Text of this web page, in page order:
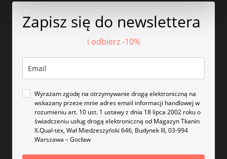
Zapisz się do newslettera
i odbierz -10%
Wyrażam zgodę na otrzymywanie drogą elektroniczną na
wskazany przeze mnie adres email informacji handlowej w
rozumieniu art. 10 ust. 1 ustawy z dnia 18 lipca 2002 roku o
świadczeniu usług drogą elektroniczną od Magazyn Tkanin
X.Qual-tex, Wał Miedzeszyński 646, Budynek III, 03-994
Warszawa – Gocław